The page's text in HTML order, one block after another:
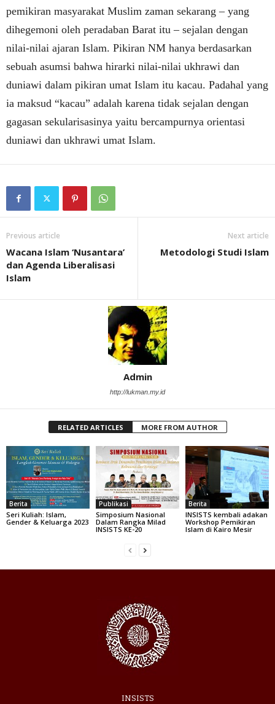
pemikiran masyarakat Muslim zaman sekarang – yang
dihegemoni oleh peradaban Barat itu – sejalan dengan
nilai-nilai ajaran Islam. Pikiran NM hanya berdasarkan
sebuah asumsi bahwa hirarki nilai-nilai ukhrawi dan
duniawi dalam pikiran umat Islam itu kacau. Padahal yang
ia maksud “kacau” adalah karena tidak sejalan dengan
gagasan sekularisasinya yaitu bercampurnya orientasi
duniawi dan ukhrawi umat Islam.
Previous article
Wacana Islam ‘Nusantara’
dan Agenda Liberalisasi
Islam
Next article
Metodologi Studi Islam
Admin
http://lukman.my.id
RELATED ARTICLES MORE FROM AUTHOR
Berita
Seri Kuliah: Islam,
Gender & Keluarga 2023
Publikasi
Simposium Nasional
Dalam Rangka Milad
INSISTS KE-20
Berita
INSISTS kembali adakan
Workshop Pemikiran
Islam di Kairo Mesir
INSISTS